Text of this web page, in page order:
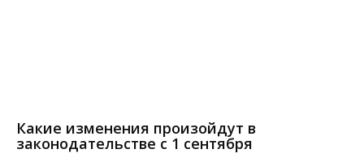
Какие изменения произойдут в
законодательстве с 1 сентября